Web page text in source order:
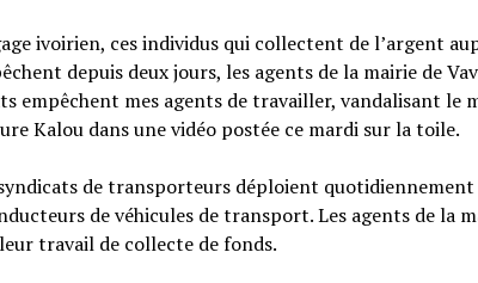
ivoirien, ces individus qui collectent de l’argent
depuis deux jours, les agents de la mairie de
empêchent mes agents de travailler, vandalisant le
Kalou dans une vidéo postée ce mardi sur la toile.
de transporteurs déploient quotidiennement
de véhicules de transport. Les agents de la
travail de collecte de fonds.